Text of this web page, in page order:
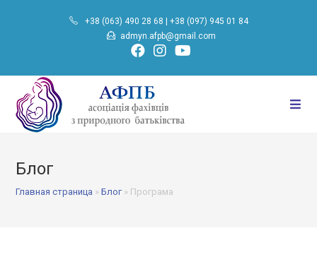
+38 (063) 490 28 68
+38 (097) 945 01 84
admyn.afpb@gmail.com
Блог
Главная страница »Блог» Програма